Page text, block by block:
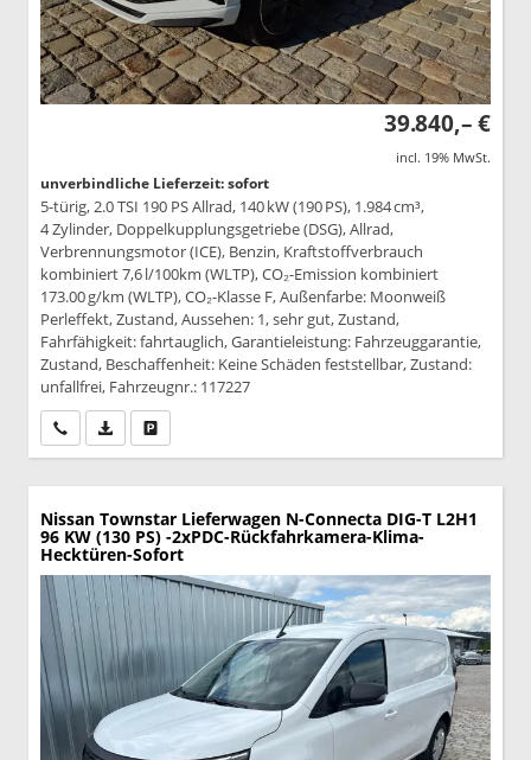
39.840,– €
incl. 19% MwSt.
unverbindliche Lieferzeit: sofort
5-türig, 2.0 TSI 190 PS Allrad, 140 kW (190 PS), 1.984 cm³,
4 Zylinder, Doppelkupplungsgetriebe (DSG), Allrad,
Verbrennungsmotor (ICE), Benzin, Kraftstoffverbrauch
kombiniert 7,6 l/100km (WLTP), CO₂-Emission kombiniert
173.00 g/km (WLTP), CO₂-Klasse F, Außenfarbe: Moonweiß
Perleffekt, Zustand, Aussehen: 1, sehr gut, Zustand,
Fahrfähigkeit: fahrtauglich, Garantieleistung: Fahrzeuggarantie,
Zustand, Beschaffenheit: Keine Schäden feststellbar, Zustand:
unfallfrei, Fahrzeugnr.: 117227
Wir rufen Sie anPDF-Datei, Fahrzeugexposé drucken
Nissan Townstar Lieferwagen N-Connecta DIG-T L2H1
96 KW (130 PS) -2xPDC-Rückfahrkamera-Klima-
Hecktüren-Sofort